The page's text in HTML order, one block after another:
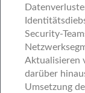
Security-
Aktualisieren
darüber
Umsetzung